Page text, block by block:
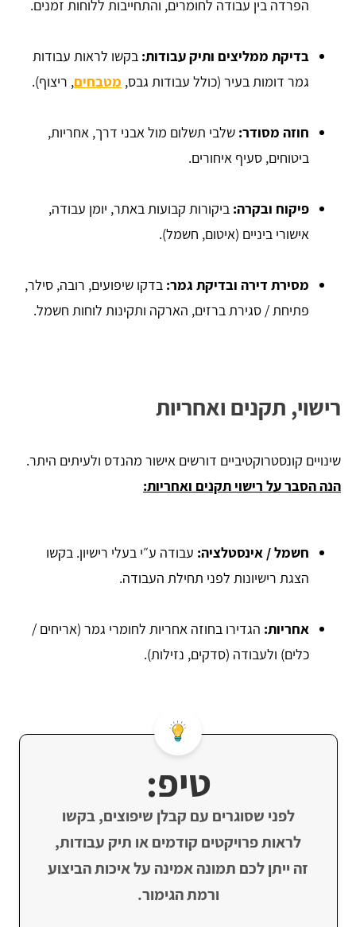
הפרדה בין עבודה לחומרים, והתחייבות ללוחות זמנים.
בדיקת ממליצים ותיק עבודות: בקשו לראות עבודות
גמר דומות בעיר (כולל עבודות גבס, מטבחים, ריצוף).
חוזה מסודר: שלבי תשלום מול אבני דרך, אחריות,
ביטוחים, סעיף איחורים.
פיקוח ובקרה: ביקורות קבועות באתר, יומן עבודה,
אישורי ביניים (איטום, חשמל).
מסירת דירה ובדיקת גמר: בדקו שיפועים, רובה, סילר,
פתיחת / סגירת ברזים, הארקה ותקינות לוחות חשמל.
רישוי, תקנים ואחריות
שינויים קונסטרוקטיביים דורשים אישור מהנדס ולעיתים היתר.
הנה הסבר על רישוי תקנים ואחריות:
חשמל / אינסטלציה: עבודה ע״י בעלי רישיון. בקשו
הצגת רישיונות לפני תחילת העבודה.
אחריות: הגדירו בחוזה אחריות לחומרי גמר (אריחים /
כלים) ולעבודה (סדקים, נזילות).
טיפ:
לפני שסוגרים עם קבלן שיפוצים, בקשו
לראות פרויקטים קודמים או תיק עבודות,
זה ייתן לכם תמונה אמינה על איכות הביצוע
ורמת הגימור.